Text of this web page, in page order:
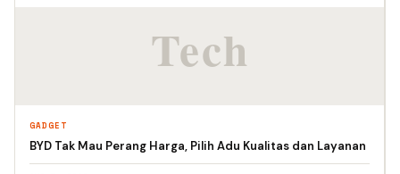
GADGET
BYD Tak Mau Perang Harga, Pilih Adu Kualitas dan Layanan